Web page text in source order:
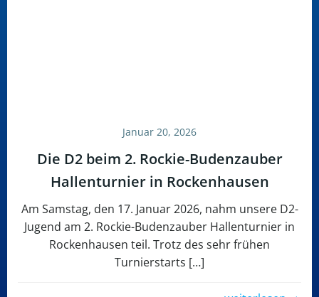
Januar 20, 2026
Die D2 beim 2. Rockie-Budenzauber
Hallenturnier in Rockenhausen
Am Samstag, den 17. Januar 2026, nahm unsere D2-
Jugend am 2. Rockie-Budenzauber Hallenturnier in
Rockenhausen teil. Trotz des sehr frühen
Turnierstarts […]